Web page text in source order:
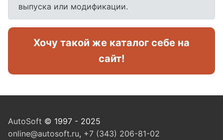
выпуска или модификации.
Хочу такой же каталог себе на
сайт!
AutoSoft © 1997 - 2025
online@autosoft.ru, +7 (343) 206-81-02